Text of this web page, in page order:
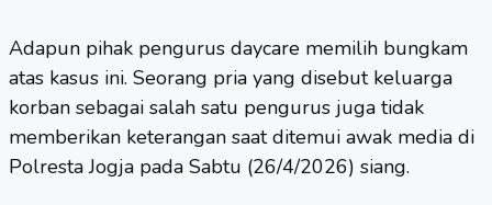
Adapun pihak pengurus daycare memilih bungkam
atas kasus ini. Seorang pria yang disebut keluarga
korban sebagai salah satu pengurus juga tidak
memberikan keterangan saat ditemui awak media di
Polresta Jogja pada Sabtu (26/4/2026) siang.